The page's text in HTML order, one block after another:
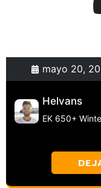
mayo 20,
Helvans
EK 650+